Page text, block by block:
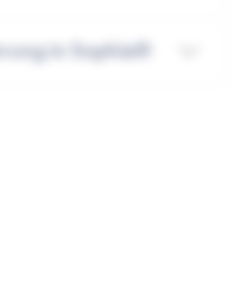
in Sophia®